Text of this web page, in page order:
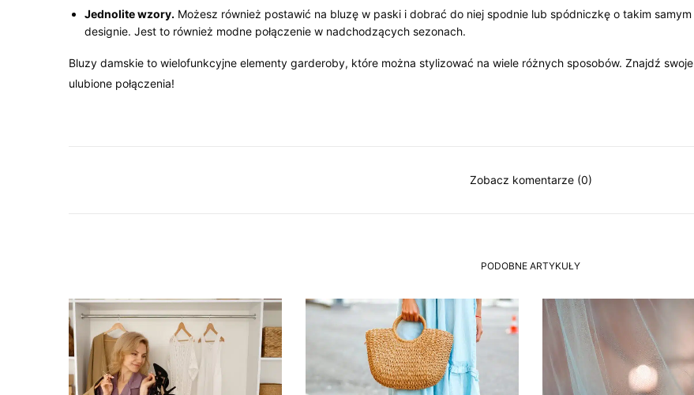
Jednolite wzory. Możesz również postawić na bluzę w paski i dobrać do niej spodnie lub spódniczkę o takim samym
designie. Jest to również modne połączenie w nadchodzących sezonach.
Bluzy damskie to wielofunkcyjne elementy garderoby, które można stylizować na wiele różnych sposobów. Znajdź swoje
ulubione połączenia!
Zobacz komentarze (0)
PODOBNE ARTYKUŁY